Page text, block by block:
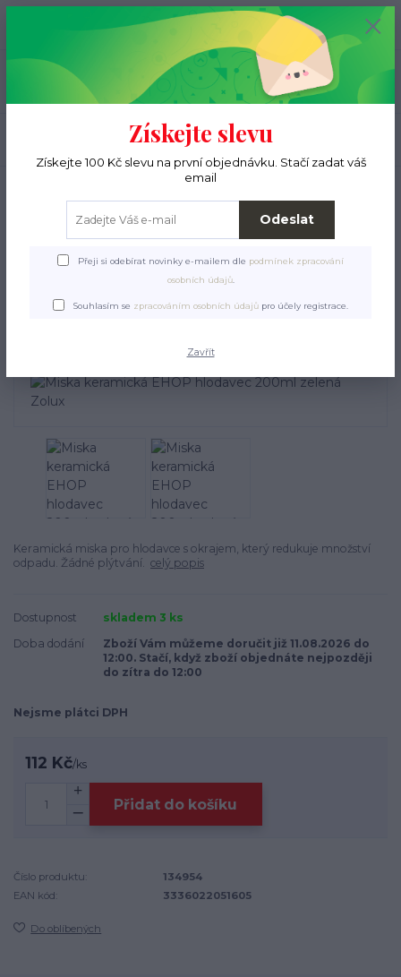
Menu
(Po-Pá, 9-15 hod.)
0 ks
0 Kč
Vybavení ubikace
hlodavec 200ml zelená Zolux
Miska keramická EHOP
hlodavec 200ml zelená
Zolux
Keramická miska pro hlodavce s okrajem, který redukuje množství
odpadu. Žádné plýtvání. celý popis
Dostupnost
skladem 3 ks
Doba dodání
Zboží Vám můžeme doručit již 11.08.2026 do
12:00. Stačí, když zboží objednáte nejpozději
do zítra do 12:00
Nejsme plátci DPH
112 Kč/ks
Přidat do košíku
Číslo produktu:
134954
EAN kód:
3336022051605
Do oblíbených
Získejte slevu
Získejte 100 Kč slevu na první objednávku. Stačí zadat váš
email
Odeslat
Přeji si odebírat novinky e-mailem dle podmínek zpracování
osobních údajů.
Souhlasím se zpracováním osobních údajů pro účely registrace.
Zavřít